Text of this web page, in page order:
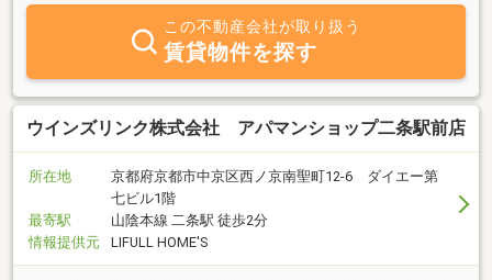
この不動産会社が取り扱う
賃貸物件を探す
ウインズリンク株式会社 アパマンショップ二条駅前店
所在地
京都府京都市中京区西ノ京南聖町12-6 ダイエー第
七ビル1階
最寄駅
山陰本線 二条駅 徒歩2分
情報提供元
LIFULL HOME'S